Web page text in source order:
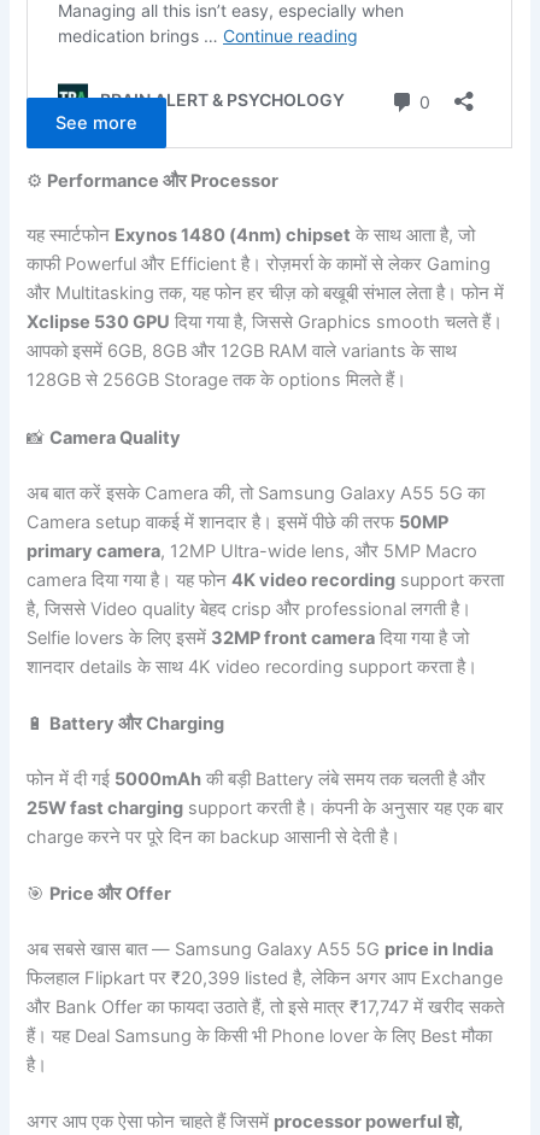
See more
⚙️ Performance और Processor
यह स्मार्टफोन Exynos 1480 (4nm) chipset के साथ आता है, जो
काफी Powerful और Efficient है। रोज़मर्रा के कामों से लेकर Gaming
और Multitasking तक, यह फोन हर चीज़ को बखूबी संभाल लेता है। फोन में
Xclipse 530 GPU दिया गया है, जिससे Graphics smooth चलते हैं।
आपको इसमें 6GB, 8GB और 12GB RAM वाले variants के साथ
128GB से 256GB Storage तक के options मिलते हैं।
📸Camera Quality
अब बात करें इसके Camera की, तो Samsung Galaxy A55 5G का
Camera setup वाकई में शानदार है। इसमें पीछे की तरफ 50MP
primary camera, 12MP Ultra-wide lens, और 5MP Macro
camera दिया गया है। यह फोन4K video recording support करता
है, जिससे Video quality बेहद crisp और professional लगती है।
Selfie lovers के लिए इसमें 32MP front camera दिया गया है जो
शानदार details के साथ 4K video recording support करता है।
🔋 Battery और Charging
फोन में दी गई 5000mAh की बड़ी Battery लंबे समय तक चलती है और
25W fast charging support करती है। कंपनी के अनुसार यह एक बार
charge करने पर पूरे दिन का backup आसानी से देती है।
🎯 Price और Offer
अब सबसे खास बात — Samsung Galaxy A55 5G price in India
फिलहाल Flipkart पर ₹20,399 listed है, लेकिन अगर आप Exchange
और Bank Offer का फायदा उठाते हैं, तो इसे मात्र ₹17,747 में खरीद सकते
हैं। यह Deal Samsung के किसी भी Phone lover के लिए Best मौका
है।
अगर आप एक ऐसा फोन चाहते हैं जिसमें processor powerful हो,